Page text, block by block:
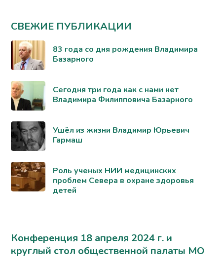
СВЕЖИЕ ПУБЛИКАЦИИ
83 года со дня рождения Владимира
Базарного
Сегодня три года как с нами нет
Владимира Филипповича Базарного
Ушёл из жизни Владимир Юрьевич
Гармаш
Роль ученых НИИ медицинских
проблем Севера в охране здоровья
детей
Конференция 18 апреля 2024 г. и
круглый стол общественной палаты МО